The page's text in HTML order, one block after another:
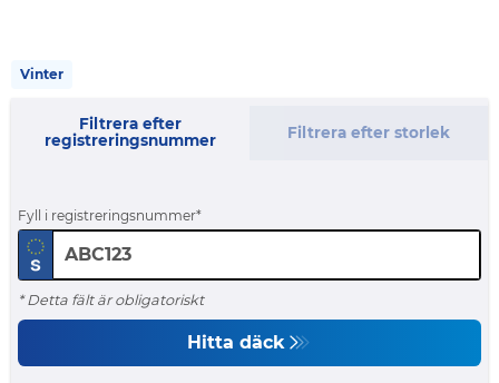
Vinter
Filtrera efter
registreringsnummer
Filtrera efter storlek
Fyll i registreringsnummer
* Detta fält är obligatoriskt
Hitta däck